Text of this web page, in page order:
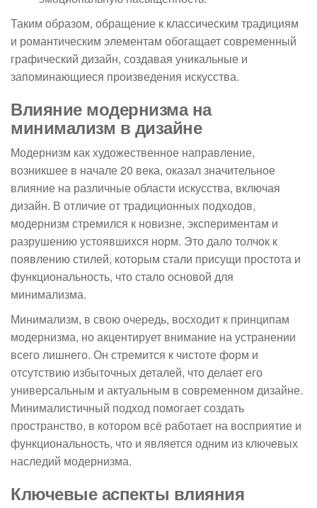
Таким образом, обращение к классическим традициям
и романтическим элементам обогащает современный
графический дизайн, создавая уникальные и
запоминающиеся произведения искусства.
Влияние модернизма на
минимализм в дизайне
Модернизм как художественное направление,
возникшее в начале 20 века, оказал значительное
влияние на различные области искусства, включая
дизайн. В отличие от традиционных подходов,
модернизм стремился к новизне, экспериментам и
разрушению устоявшихся норм. Это дало толчок к
появлению стилей, которым стали присущи простота и
функциональность, что стало основой для
минимализма.
Минимализм, в свою очередь, восходит к принципам
модернизма, но акцентирует внимание на устранении
всего лишнего. Он стремится к чистоте форм и
отсутствию избыточных деталей, что делает его
универсальным и актуальным в современном дизайне.
Минималистичный подход помогает создать
пространство, в котором всё работает на восприятие и
функциональность, что и является одним из ключевых
наследий модернизма.
Ключевые аспекты влияния